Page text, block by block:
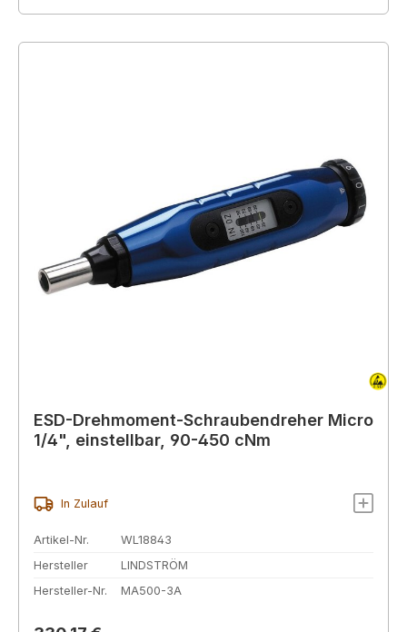
ESD-Drehmoment-Schraubendreher Micro
1/4", einstellbar, 90-450 cNm
In Zulauf
Artikel-Nr.
WL18843
Hersteller
LINDSTRÖM
Hersteller-Nr.
MA500-3A